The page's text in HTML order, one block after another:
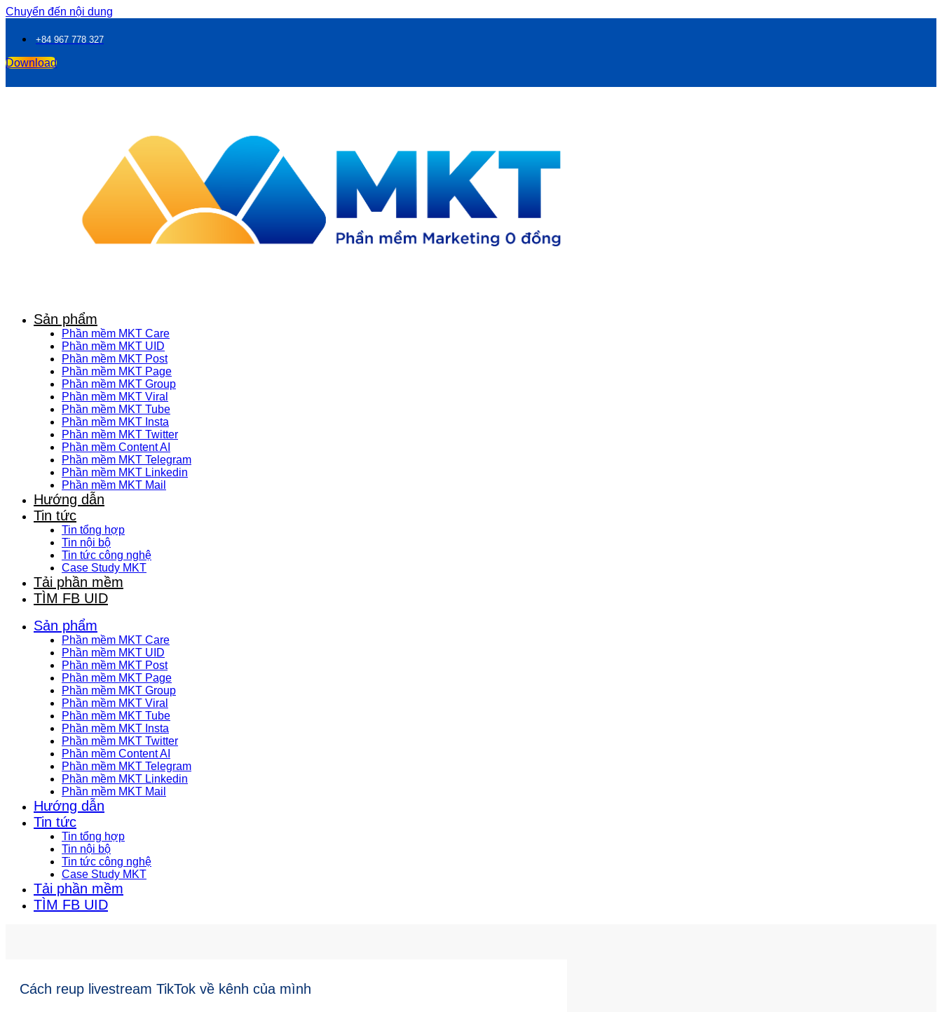
Chuyển đến nội dung
+84 967 778 327
Download
Sản phẩm
Phần mềm MKT Care
Phần mềm MKT UID
Phần mềm MKT Post
Phần mềm MKT Page
Phần mềm MKT Group
Phần mềm MKT Viral
Phần mềm MKT Tube
Phần mềm MKT Insta
Phần mềm MKT Twitter
Phần mềm Content AI
Phần mềm MKT Telegram
Phần mềm MKT Linkedin
Phần mềm MKT Mail
Hướng dẫn
Tin tức
Tin tổng hợp
Tin nội bộ
Tin tức công nghệ
Case Study MKT
Tải phần mềm
TÌM FB UID
Sản phẩm
Phần mềm MKT Care
Phần mềm MKT UID
Phần mềm MKT Post
Phần mềm MKT Page
Phần mềm MKT Group
Phần mềm MKT Viral
Phần mềm MKT Tube
Phần mềm MKT Insta
Phần mềm MKT Twitter
Phần mềm Content AI
Phần mềm MKT Telegram
Phần mềm MKT Linkedin
Phần mềm MKT Mail
Hướng dẫn
Tin tức
Tin tổng hợp
Tin nội bộ
Tin tức công nghệ
Case Study MKT
Tải phần mềm
TÌM FB UID
Cách reup livestream TikTok về kênh của mình